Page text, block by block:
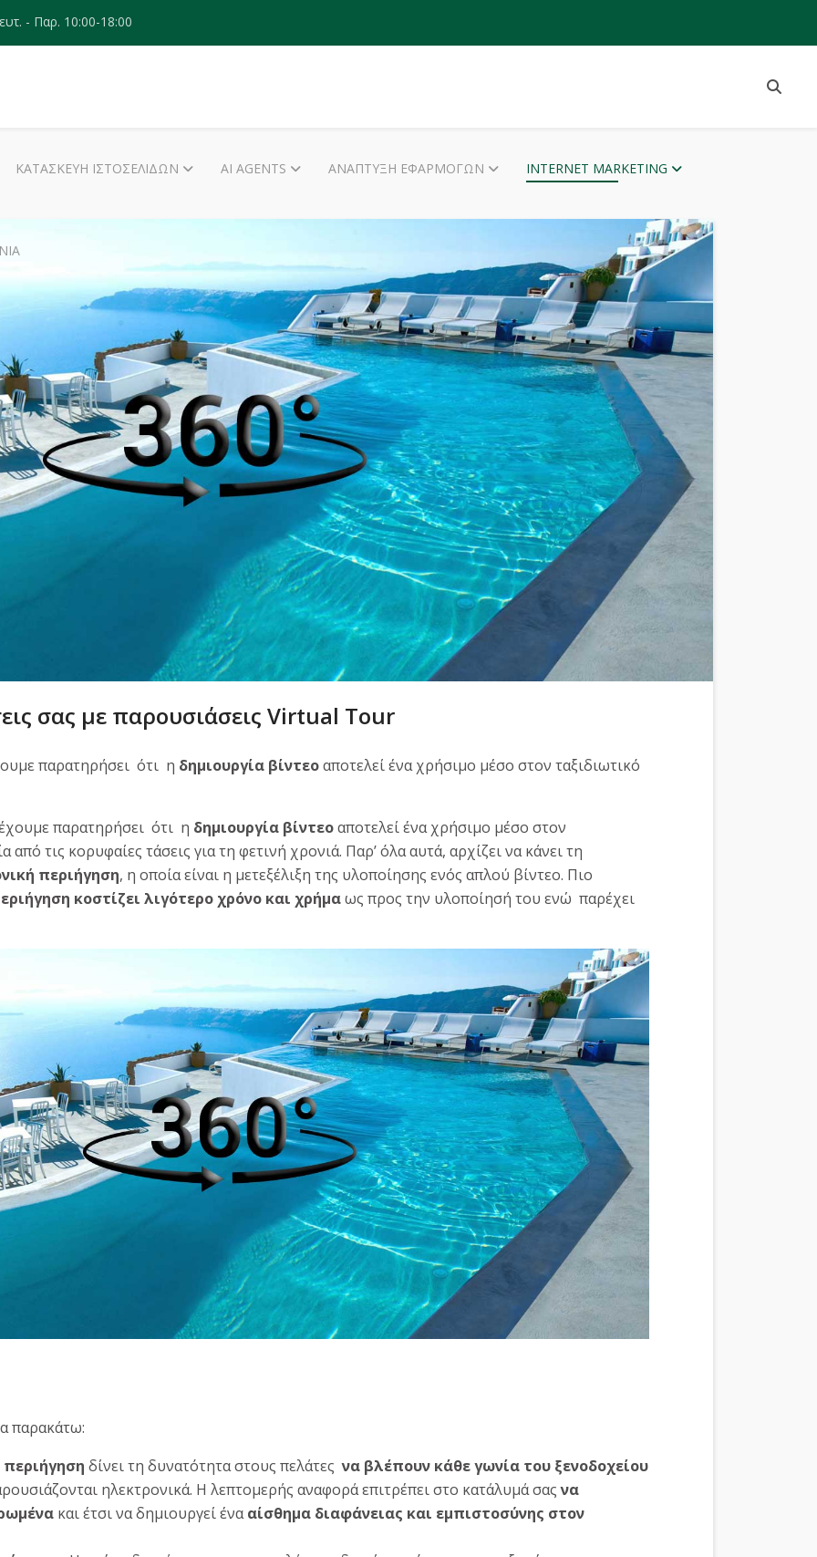
- Παρ. 10:00-18:00
ΚΑΤΑΣΚΕΥΉ ΙΣΤΟΣΕΛΊΔΩΝ AI AGENTS ΑΝΆΠΤΥΞΗ ΕΦΑΡΜΟΓΏΝ INTERNET MARKETING
σας με παρουσιάσεις Virtual Tour
παρατηρήσει ότι η δημιουργία βίντεοαποτελεί ένα χρήσιμο μέσο στον ταξιδιωτικό
παρατηρήσει ότι η δημιουργία βίντεοαποτελεί ένα χρήσιμο μέσο στον
από τις κορυφαίες τάσεις για τη φετινή χρονιά. Παρ’ όλα αυτά, αρχίζει να κάνει τη
περιήγηση, η οποία είναι η μετεξέλιξη της υλοποίησης ενός απλού βίντεο. Πιο
κοστίζει λιγότερο χρόνο και χρήμαως προς την υλοποίησή του ενώ παρέχει
παρακάτω:
περιήγηση δίνει τη δυνατότητα στους πελάτεςνα βλέπουν κάθε γωνία του ξενοδοχείου
ηλεκτρονικά. Η λεπτομερής αναφορά επιτρέπει στο κατάλυμά σαςνα
και έτσι να δημιουργεί ένααίσθημα διαφάνειας και εμπιστοσύνης στον